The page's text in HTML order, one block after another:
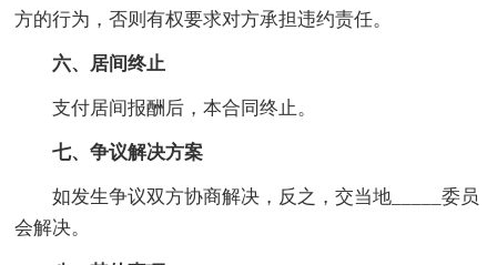
方的行为，否则有权要求对方承担违约责任。
六、居间终止
支付居间报酬后，本合同终止。
七、争议解决方案
如发生争议双方协商解决，反之，交当地_____委员
会解决。